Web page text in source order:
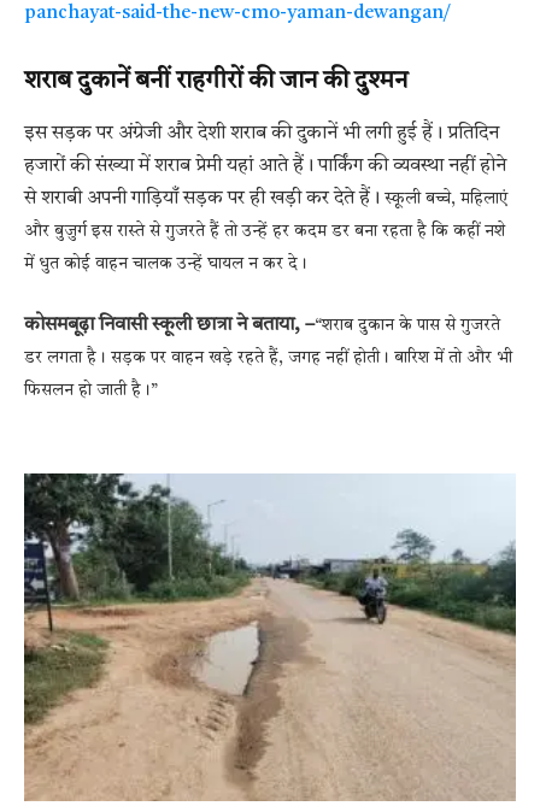
panchayat-said-the-new-cmo-yaman-dewangan/
शराब दुकानें बनीं राहगीरों की जान की दुश्मन
इस सड़क पर अंग्रेजी और देशी शराब की दुकानें भी लगी हुई हैं। प्रतिदिन
हजारों की संख्या में शराब प्रेमी यहां आते हैं। पार्किंग की व्यवस्था नहीं होने
से शराबी अपनी गाड़ियाँ सड़क पर ही खड़ी कर देते हैं। स्कूली बच्चे, महिलाएं
और बुजुर्ग इस रास्ते से गुजरते हैं तो उन्हें हर कदम डर बना रहता है कि कहीं नशे
में धुत कोई वाहन चालक उन्हें घायल न कर दे।
कोसमबूढ़ा निवासी स्कूली छात्रा ने बताया, –“शराब दुकान के पास से गुजरते
डर लगता है। सड़क पर वाहन खड़े रहते हैं, जगह नहीं होती। बारिश में तो और भी
फिसलन हो जाती है।”